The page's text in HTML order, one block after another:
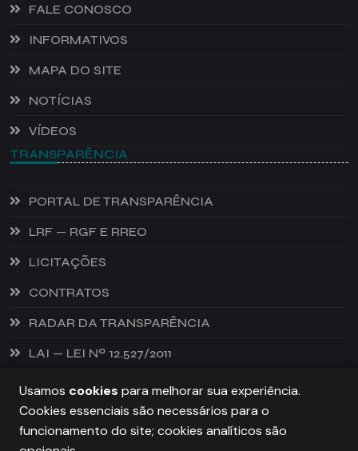
FALE CONOSCO
INFORMATIVOS
MAPA DO SITE
NOTÍCIAS
VÍDEOS
TRANSPARÊNCIA
PORTAL DE TRANSPARÊNCIA
LRF — RGF E RREO
LICITAÇÕES
CONTRATOS
RADAR DA TRANSPARÊNCIA
LAI — LEI Nº 12.527/2011
PREFEITURA DE CASTANHEIRA, TODOS OS DIREITOS
Usamos cookies para melhorar sua experiência.
Cookies essenciais são necessários para o
funcionamento do site; cookies analíticos são